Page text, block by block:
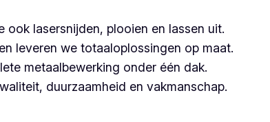
lasersnijden, plooien en lassen uit.
leveren we totaaloplossingen op maat.
metaalbewerking onder één dak.
duurzaamheid en vakmanschap.